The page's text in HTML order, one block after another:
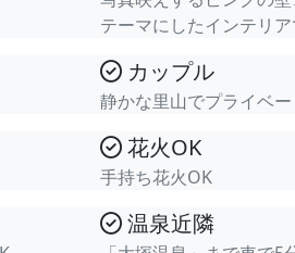
テーマにしたインテリア
カップル
静かな里山でプライベ
花火OK
手持ち花火OK
温泉近隣